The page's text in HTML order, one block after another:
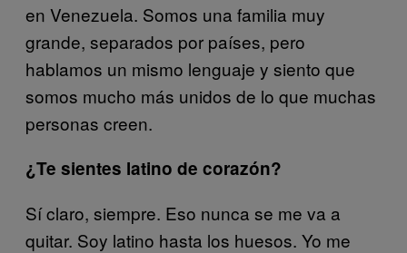
en Venezuela. Somos una familia muy
grande, separados por países, pero
hablamos un mismo lenguaje y siento que
somos mucho más unidos de lo que muchas
personas creen.
¿Te sientes latino de corazón?
Sí claro, siempre. Eso nunca se me va a
quitar. Soy latino hasta los huesos. Yo me